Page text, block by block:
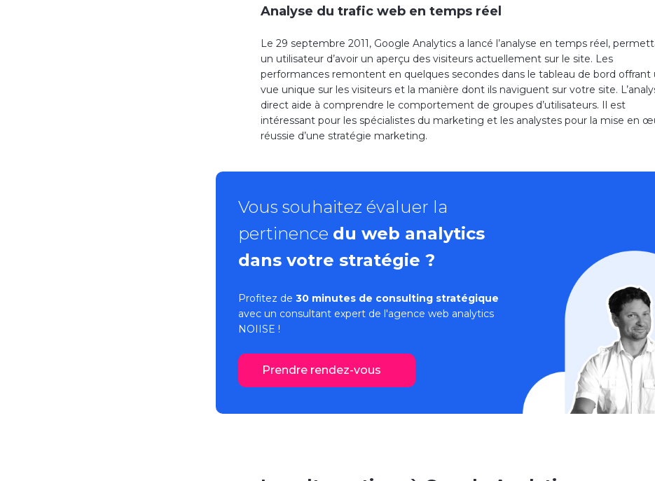
Analyse du trafic web en temps réel
Le 29 septembre 2011, Google Analytics a lancé l’analyse en temps réel,
un utilisateur d’avoir un aperçu des visiteurs actuellement sur le site. Les
performances remontent en quelques secondes dans le tableau de bord offrant
vue unique sur les visiteurs et la manière dont ils naviguent sur votre site.
direct aide à comprendre le comportement de groupes d’utilisateurs. Il est
intéressant pour les spécialistes du marketing et les analystes pour la mise en
réussie d’une stratégie marketing.
Vous souhaitez évaluer la
pertinence du web analytics
dans votre stratégie ?
Profitez de 30 minutes de consulting stratégique
avec un consultant expert de l'agence web analytics
NOIISE !
Prendre rendez-vous